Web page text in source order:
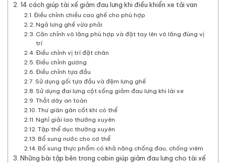
14 cách giúp tài xế giảm đau lưng khi điều khiển xe tải van
Điều chỉnh chiều cao ghế cho phù hợp
Ngả lưng ghế vừa phải
Căn chỉnh vô lăng phù hợp và đặt tay lên vô lăng đúng vị
trí
Điều chỉnh vị trí đặt chân
Điều chỉnh gương
Điều chỉnh tựa đầu
Sử dụng gối tựa đầu và đệm lưng ghế
Sử dụng đai lưng cột sống giảm đau lưng khi lái xe
Thắt dây an toàn
Thư giãn gân cốt khi có thể
Nghỉ giải lao thường xuyên
Tập thể dục thường xuyên
Bổ sung nước cho cơ thể
Bổ sung thực phẩm có khả năng chống đau, chống viêm
Những bài tập bên trong cabin giúp giảm đau lưng cho tài xế